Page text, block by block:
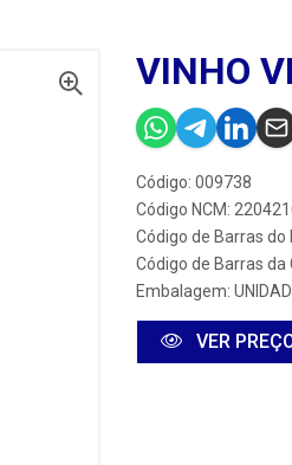
VINHO
Código: 009738
Código NCM:
Código de Barras
Código de Barras
Embalagem:
VER